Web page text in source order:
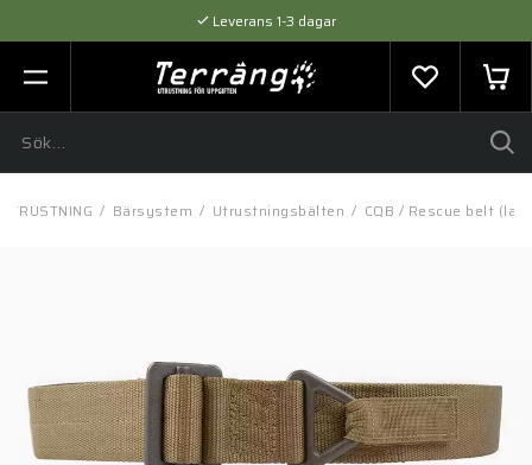
Leverans 1-3 dagar
Flexibel betalning med SVEA
Expertråd & Kvalitetsprodukter
UTRUSTNING / Bärsystem / Utrustningsbälten / CQB / Rescue belt